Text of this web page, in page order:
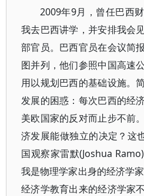
2009年9月，曾任巴西
我去巴西讲学，并安排我会
部官员。巴西官员在会议简
图并列，他们参照中国高速
用以规划巴西的基础设施。
发展的困惑：每次巴西的经
美欧国家的反对而止步不前
济发展能做独立的决定？这
国观察家雷默(Joshua
我是物理学家出身的经济学
经济学教育出来的经济学家